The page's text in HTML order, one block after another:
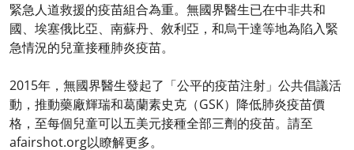
緊急人道救援的疫苗組合為重。無國界醫生已在中非共和
國、埃塞俄比亞、南蘇丹、敘利亞，和烏干達等地為陷入緊
急情況的兒童接種肺炎疫苗。
2015年，無國界醫生發起了「公平的疫苗注射」公共倡議活
動，推動藥廠輝瑞和葛蘭素史克（GSK）降低肺炎疫苗價
格，至每個兒童可以五美元接種全部三劑的疫苗。請至
afairshot.org以瞭解更多。